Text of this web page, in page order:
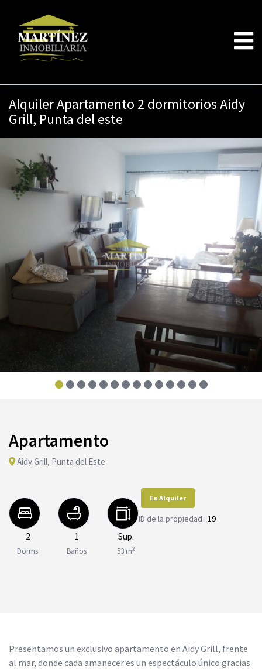
Alquiler Apartamento 2 dormitorios Aidy
Grill, Punta del este
Apartamento
Aidy Grill, Punta del Este
2
Dorms
1
Baños
Sup.
53 m2
En Alquiler
ID de la propiedad : 19
Presentamos un exclusivo apartamento en Aidy Grill, frente
al mar, donde cada amanecer es un espectáculo único gracias